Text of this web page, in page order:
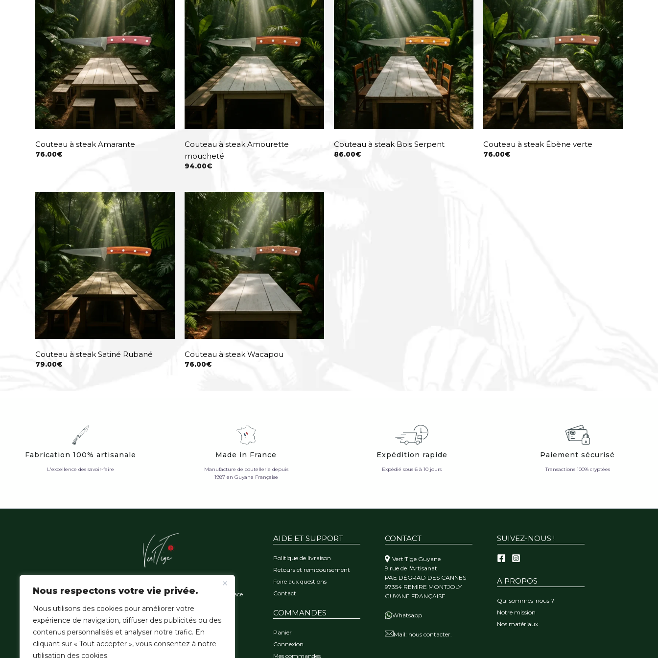
Nous respectons votre vie privée.
Nous utilisons des cookies pour améliorer votre
expérience de navigation, diffuser des publicités ou des
contenus personnalisés et analyser notre trafic. En
cliquant sur « Tout accepter », vous consentez à notre
utilisation des cookies.
Couteau à steak Amarante
76.00€
Couteau à steak Amourette
moucheté
94.00€
Couteau à steak Bois Serpent
86.00€
Couteau à steak Ébène verte
76.00€
Couteau à steak Satiné Rubané
79.00€
Couteau à steak Wacapou
76.00€
Fabrication 100% artisanale
L'excellence des savoir-faire
Made in France
Manufacture de coutellerie depuis
1987 en Guyane Française
Expédition rapide
Expédié sous 6 à 10 jours
Paiement sécurisé
Transactions 100% cryptées
L'Atelier Vert'Tige sublime les essences nobles de la forêt
amazonienne, où la patience du geste hérité épouse l'audace
AIDE ET SUPPORT
Politique de livraison
Retours et remboursement
Foire aux questions
Contact
COMMANDES
Panier
Connexion
Mes commandes
CONTACT
Vert'Tige Guyane
9 rue de l'Artisanat
PAE DÉGRAD DES CANNES
97354 REMIRE MONTJOLY
GUYANE FRANÇAISE
Whatsapp
Mail: nous contacter.
SUIVEZ-NOUS !
A PROPOS
Qui sommes-nous ?
Notre mission
Nos matériaux